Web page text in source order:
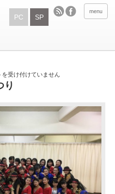
menu
PC SP
を受け付けていません
り